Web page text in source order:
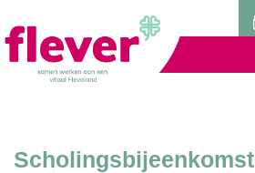
Scholingsbijeenkomst